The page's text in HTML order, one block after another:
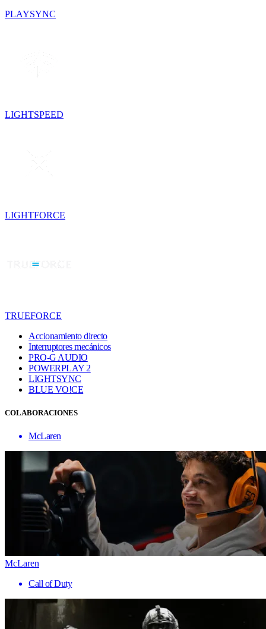
PLAYSYNC
LIGHTSPEED
LIGHTFORCE
TRUEFORCE
Accionamiento directo
Interruptores mecánicos
PRO-G AUDIO
POWERPLAY 2
LIGHTSYNC
BLUE VO!CE
COLABORACIONES
McLaren
McLaren
Call of Duty